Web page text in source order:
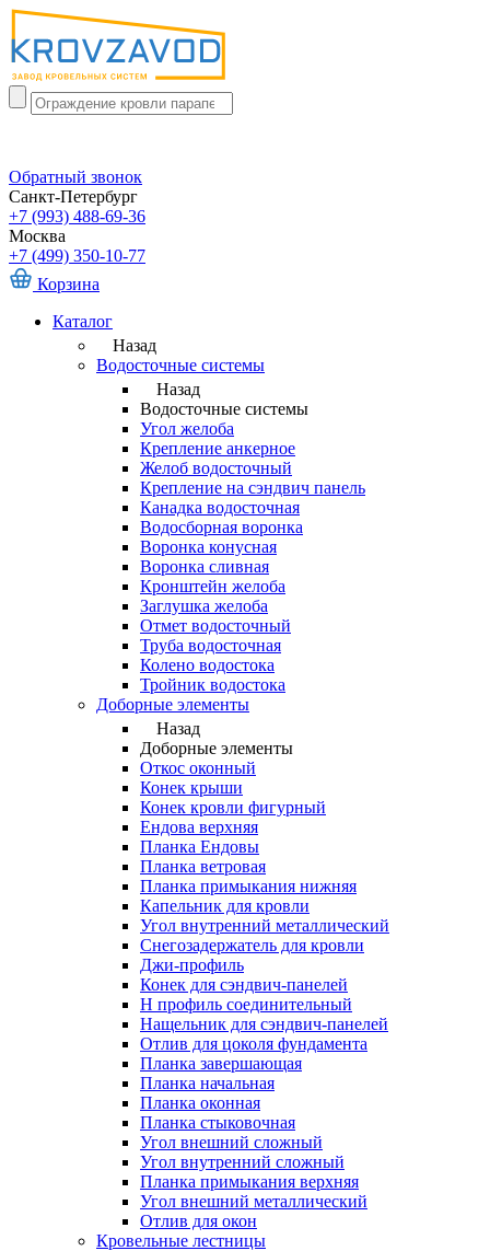
Обратный звонок
Санкт-Петербург
+7 (993) 488-69-36
Москва
+7 (499) 350-10-77
Корзина
Каталог
Назад
Водосточные системы
Назад
Водосточные системы
Угол желоба
Крепление анкерное
Желоб водосточный
Крепление на сэндвич панель
Канадка водосточная
Водосборная воронка
Воронка конусная
Воронка сливная
Кронштейн желоба
Заглушка желоба
Отмет водосточный
Труба водосточная
Колено водостока
Тройник водостока
Доборные элементы
Назад
Доборные элементы
Откос оконный
Конек крыши
Конек кровли фигурный
Ендова верхняя
Планка Ендовы
Планка ветровая
Планка примыкания нижняя
Капельник для кровли
Угол внутренний металлический
Снегозадержатель для кровли
Джи-профиль
Конек для сэндвич-панелей
Н профиль соединительный
Нащельник для сэндвич-панелей
Отлив для цоколя фундамента
Планка завершающая
Планка начальная
Планка оконная
Планка стыковочная
Угол внешний сложный
Угол внутренний сложный
Планка примыкания верхняя
Угол внешний металлический
Отлив для окон
Кровельные лестницы